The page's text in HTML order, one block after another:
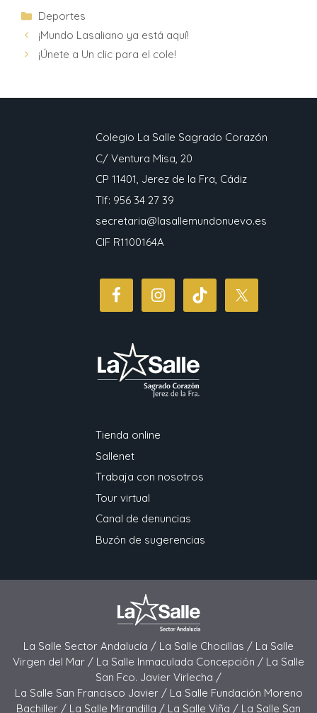
Deportes
¡Mundo Lasaliano ya está aquí!
¡Únete a Un clic para el cole!
Colegio La Salle Sagrado Corazón
C/ Ventura Misa, 20
CP 11401, Jerez de la Fra, Cádiz
Tlf: 956 34 27 39
secretaria@lasallemundonuevo.es
CIF R1100164A
Tienda online
Sallenet
Trabaja con nosotros
Tour virtual
Canal de denuncias
Buzón de sugerencias
La Salle Sector Andalucía / La Salle Chocillas / La Salle
Virgen del Mar / La Salle Inmaculada Concepción / La Salle
San Fco. Javier Virlecha /
La Salle San Francisco Javier / La Salle Fundación Moreno
Bachiller / La Salle Mirandilla / La Salle Viña / La Salle San